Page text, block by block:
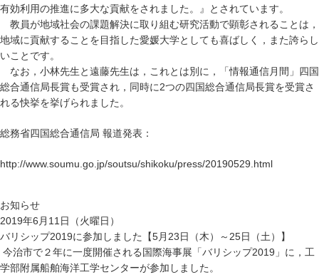
有効利用の推進に多大な貢献をされました。』とされています。
教員が地域社会の課題解決に取り組む研究活動で顕彰されることは，
地域に貢献することを目指した愛媛大学としても喜ばしく，また誇らし
いことです。
なお，小林先生と遠藤先生は，これとは別に，「情報通信月間」四国
総合通信局長賞も受賞され，同時に2つの四国総合通信局長賞を受賞さ
れる快挙を挙げられました。
総務省四国総合通信局 報道発表：
http://www.soumu.go.jp/soutsu/shikoku/press/20190529.html
お知らせ
2019年6月11日（火曜日）
バリシップ2019に参加しました【5月23日（木）～25日（土）】
今治市で２年に一度開催される国際海事展「バリシップ2019」に，工
学部附属船舶海洋工学センターが参加しました。